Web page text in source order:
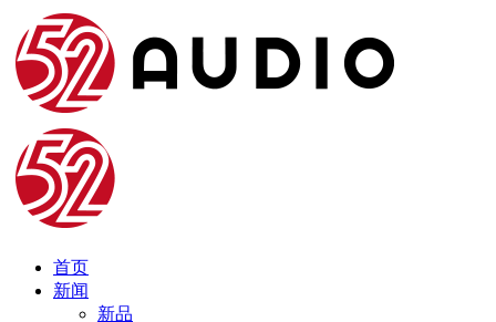
首页
新闻
新品